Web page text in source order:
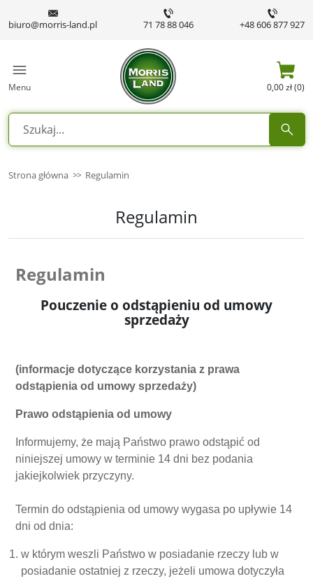
biuro@morris-land.pl 71 78 88 046 +48 606 877 927
Menu 0,00 zł (0)
Strona główna Regulamin
Regulamin
Regulamin
Pouczenie o odstąpieniu od umowy
sprzedaży
(informacje dotyczące korzystania z prawa
odstąpienia od umowy sprzedaży)
Prawo odstąpienia od umowy
Informujemy, że mają Państwo prawo odstąpić od
niniejszej umowy w terminie 14 dni bez podania
jakiejkolwiek przyczyny.
Termin do odstąpienia od umowy wygasa po upływie 14
dni od dnia:
w którym weszli Państwo w posiadanie rzeczy lub w
posiadanie ostatniej z rzeczy, jeżeli umowa dotyczyła